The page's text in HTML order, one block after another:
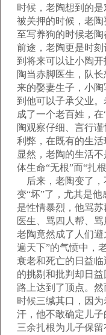
时候，老陶想到的
被关押的时候，老
至写养狗的时候老
前途，老陶更是时
到将来可以让小陶
陶当赤脚医生，队
来的娶妻生子，小
到他可以子承父业
成了一个老百姓，
陶观察仔细、言行
利弊，在既有的生活
显然，老陶的生活
体生命“无根”而“扎
后来，老陶变了，
变“坏”了，尤其是
是性情暴烈，他骂
医生、骂四人帮、
老陶竟然成了人们避
遍天下”的气愤中，
衰老和死亡的日益
的挑剔和批判却日
路上达到了顶点。
时候三缄其口，因
汗，他不敢确定儿
三余扎根为儿子保